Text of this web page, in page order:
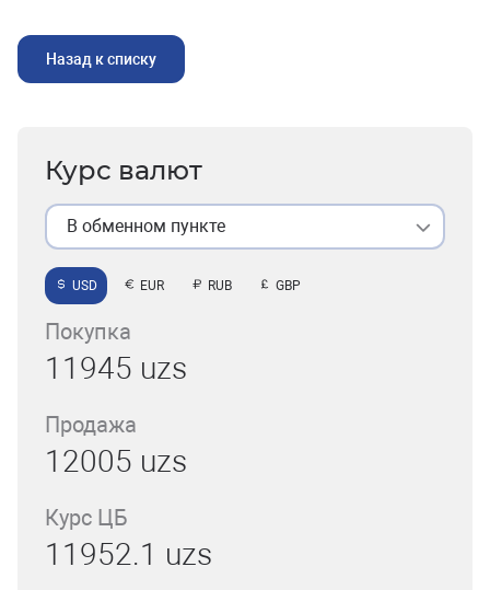
Назад к списку
Курс валют
В обменном пункте
USD EUR RUB GBP
Покупка
11945 uzs
Продажа
12005 uzs
Курс ЦБ
11952.1 uzs